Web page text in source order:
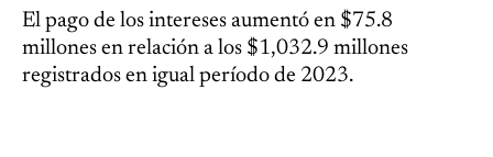
El pago de los intereses aumentó en $75.8
millones en relación a los $1,032.9 millones
registrados en igual período de 2023.